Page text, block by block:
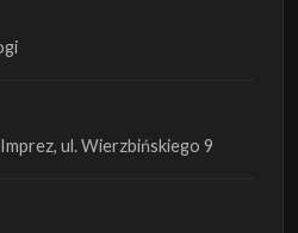
ul. Wierzbińskiego 9